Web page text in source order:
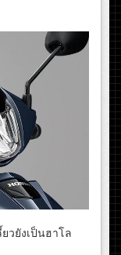
วยังเป็นฮาโล